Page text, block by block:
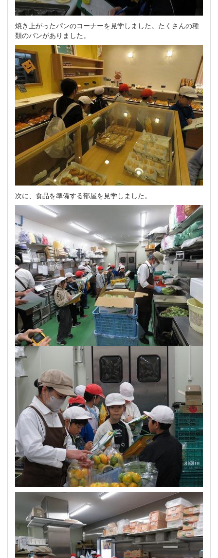
焼き上がったパンのコーナーを見学しました。たくさんの種
類のパンがありました。
次に、食品を準備する部屋を見学しました。